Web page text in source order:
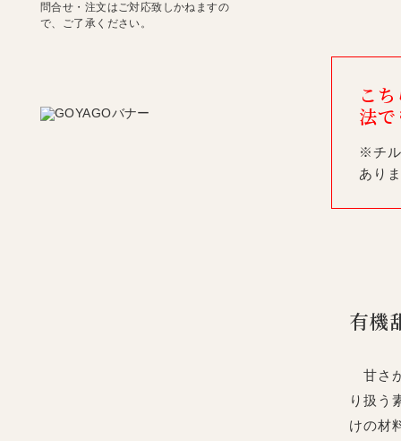
こ
法
※チル
あり
有機
甘さ
り扱う
けの材
問合せ・注文はご対応致しかねますの
で、ご了承ください。